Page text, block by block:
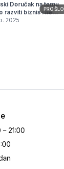
PROŠLO
Doručak na temu
razviti biznis i ne
2025
– 21:00